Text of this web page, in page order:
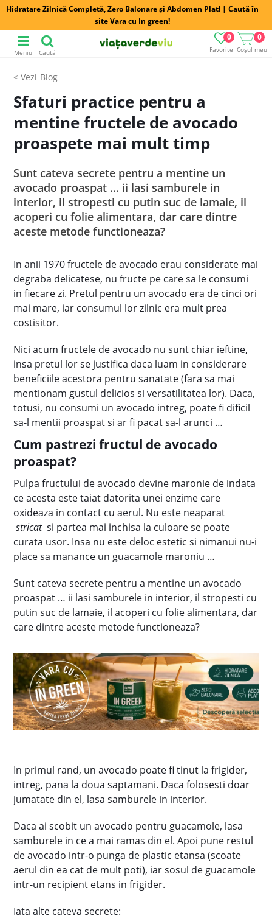
Hidratare Zilnică Completă, Zero Balonare și Abdomen Plat! | Caută în
site Vara cu In green!
Favorite
0
Coșul meu
0
Meniu Caută
Blog
Sfaturi practice pentru a
mentine fructele de avocado
proaspete mai mult timp
Sunt cateva secrete pentru a mentine un
avocado proaspat … ii lasi samburele in
interior, il stropesti cu putin suc de lamaie, il
acoperi cu folie alimentara, dar care dintre
aceste metode functioneaza?
In anii 1970 fructele de avocado erau considerate mai
degraba delicatese, nu fructe pe care sa le consumi
in fiecare zi. Pretul pentru un avocado era de cinci ori
mai mare, iar consumul lor zilnic era mult prea
costisitor.
Nici acum fructele de avocado nu sunt chiar ieftine,
insa pretul lor se justifica daca luam in considerare
beneficiile acestora pentru sanatate (fara sa mai
mentionam gustul delicios si versatilitatea lor). Daca,
totusi, nu consumi un avocado intreg, poate fi dificil
sa-l mentii proaspat si ar fi pacat sa-l arunci …
Cum pastrezi fructul de avocado
proaspat?
Pulpa fructului de avocado devine maronie de indata
ce acesta este taiat datorita unei enzime care
oxideaza in contact cu aerul. Nu este neaparat
stricat si partea mai inchisa la culoare se poate
curata usor. Insa nu este deloc estetic si nimanui nu-i
place sa manance un guacamole maroniu …
Sunt cateva secrete pentru a mentine un avocado
proaspat … ii lasi samburele in interior, il stropesti cu
putin suc de lamaie, il acoperi cu folie alimentara, dar
care dintre aceste metode functioneaza?
In primul rand, un avocado poate fi tinut la frigider,
intreg, pana la doua saptamani. Daca folosesti doar
jumatate din el, lasa samburele in interior.
Daca ai scobit un avocado pentru guacamole, lasa
samburele in ce a mai ramas din el. Apoi pune restul
de avocado intr-o punga de plastic etansa (scoate
aerul din ea cat de mult poti), iar sosul de guacamole
intr-un recipient etans in frigider.
Iata alte cateva secrete: